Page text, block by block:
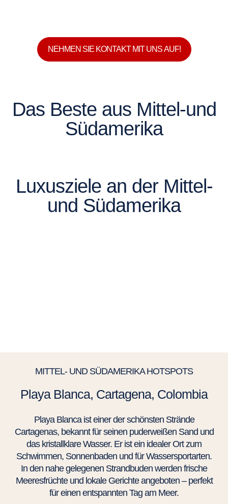
NEHMEN SIE KONTAKT MIT UNS AUF!
Das Beste aus Mittel-und
Südamerika​
Luxusziele an der Mittel-
und Südamerika
MITTEL- UND SÜDAMERIKA HOTSPOTS
Playa Blanca, Cartagena, Colombia
Playa Blanca ist einer der schönsten Strände
Cartagenas, bekannt für seinen puderweißen Sand und
das kristallklare Wasser. Er ist ein idealer Ort zum
Schwimmen, Sonnenbaden und für Wassersportarten.
In den nahe gelegenen Strandbuden werden frische
Meeresfrüchte und lokale Gerichte angeboten – perfekt
für einen entspannten Tag am Meer.